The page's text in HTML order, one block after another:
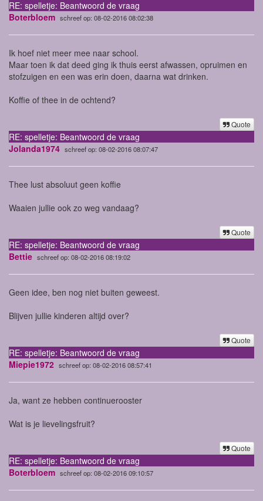
RE: spelletje: Beantwoord de vraag
Boterbloem schreef op: 08-02-2016 08:02:38
Ik hoef niet meer mee naar school.
Maar toen ik dat deed ging ik thuis eerst afwassen, opruimen en
stofzuigen en een was erin doen, daarna wat drinken.
Koffie of thee in de ochtend?
Quote
RE: spelletje: Beantwoord de vraag
Jolanda1974 schreef op: 08-02-2016 08:07:47
Thee lust absoluut geen koffie
Waaien jullie ook zo weg vandaag?
Quote
RE: spelletje: Beantwoord de vraag
Bettie schreef op: 08-02-2016 08:19:02
Geen idee, ben nog niet buiten geweest.
Blijven jullie kinderen altijd over?
Quote
RE: spelletje: Beantwoord de vraag
Miepie1972 schreef op: 08-02-2016 08:57:41
Ja, want ze hebben continuerooster
Wat is je lievelingsfruit?
Quote
RE: spelletje: Beantwoord de vraag
Boterbloem schreef op: 08-02-2016 09:10:57